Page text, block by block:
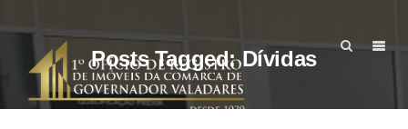
Posts Tagged: Dívidas